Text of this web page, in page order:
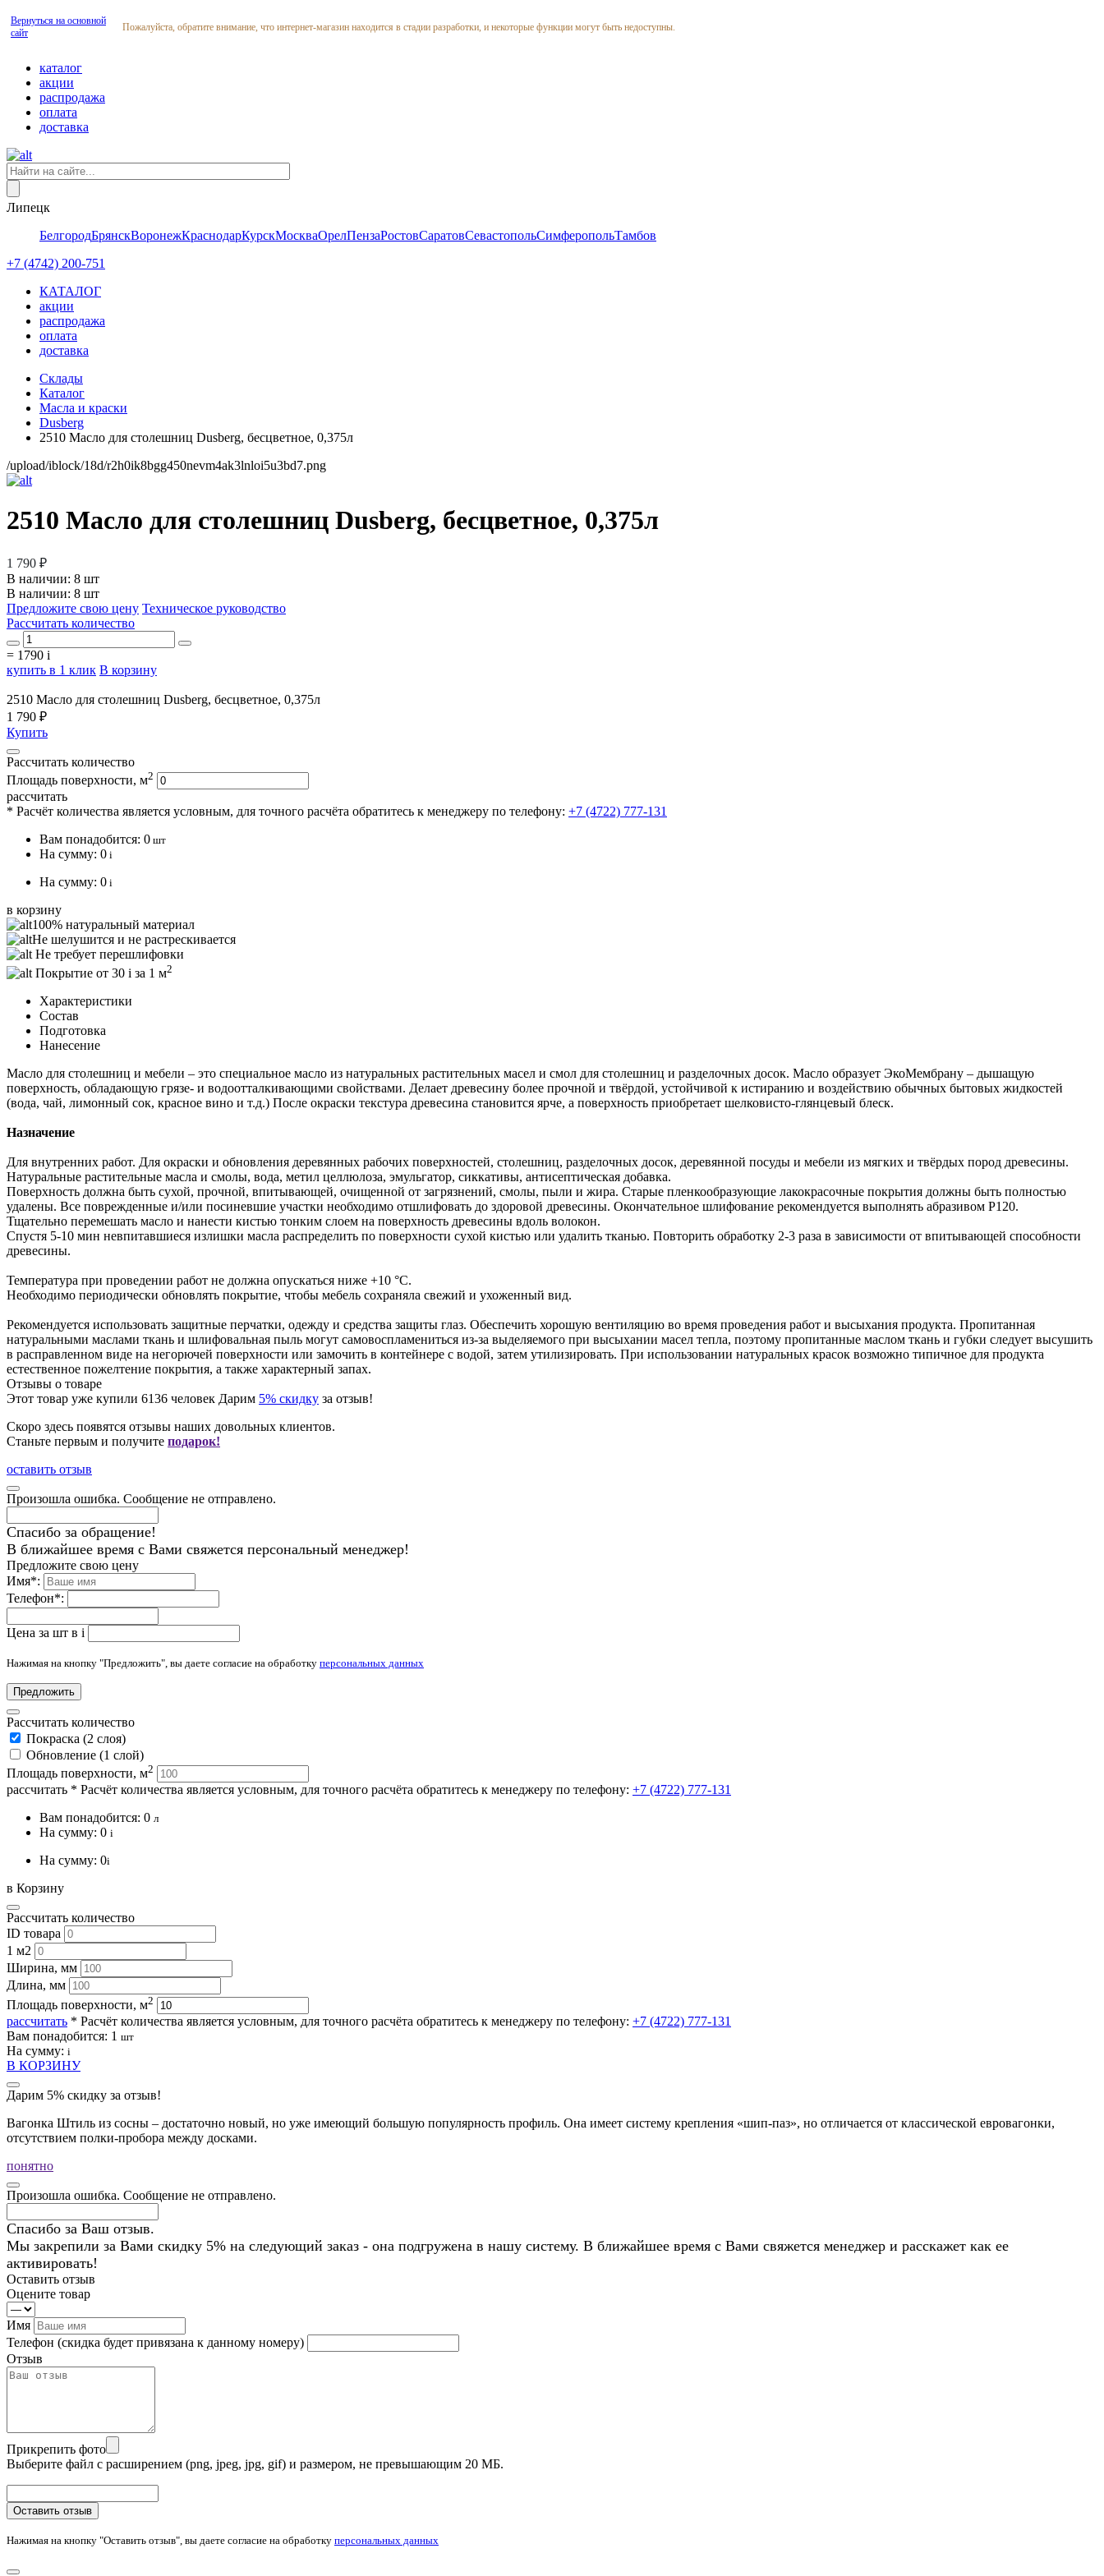
Вернуться на основной
сайт
Пожалуйста, обратите внимание, что интернет-магазин находится в стадии разработки, и некоторые функции могут быть недоступны.
каталог
акции
распродажа
оплата
доставка
Липецк
БелгородБрянскВоронежКраснодарКурскМоскваОрелПензаРостовСаратовСевастопольСимферопольТамбов
+7 (4742) 200-751
КАТАЛОГ
акции
распродажа
оплата
доставка
Склады
Каталог
Масла и краски
Dusberg
2510 Масло для столешниц Dusberg, бесцветное, 0,375л
/upload/iblock/18d/r2h0ik8bgg450nevm4ak3lnloi5u3bd7.png
2510 Масло для столешниц Dusberg, бесцветное, 0,375л
1 790 ₽
В наличии: 8 шт
В наличии: 8 шт
Предложите свою цену Техническое руководство
Рассчитать количество
= 1790 i
купить в 1 клик В корзину
2510 Масло для столешниц Dusberg, бесцветное, 0,375л
1 790 ₽
Купить
Рассчитать количество
Площадь поверхности, м2
рассчитать
* Расчёт количества является условным, для точного расчёта обратитесь к менеджеру по телефону: +7 (4722) 777-131
Вам понадобится: 0 шт
На сумму: 0 i
На сумму: 0 i
в корзину
100% натуральный материал
Не шелушится и не растрескивается
Не требует перешлифовки
Покрытие от 30 i за 1 м2
Характеристики
Состав
Подготовка
Нанесение
Масло для столешниц и мебели – это специальное масло из натуральных растительных масел и смол для столешниц и разделочных досок. Масло образует ЭкоМембрану – дышащую
поверхность, обладающую грязе- и водоотталкивающими свойствами. Делает древесину более прочной и твёрдой, устойчивой к истиранию и воздействию обычных бытовых жидкостей
(вода, чай, лимонный сок, красное вино и т.д.) После окраски текстура древесина становится ярче, а поверхность приобретает шелковисто-глянцевый блеск.
Назначение
Для внутренних работ. Для окраски и обновления деревянных рабочих поверхностей, столешниц, разделочных досок, деревянной посуды и мебели из мягких и твёрдых пород древесины.
Натуральные растительные масла и смолы, вода, метил целлюлоза, эмульгатор, сиккативы, антисептическая добавка.
Поверхность должна быть сухой, прочной, впитывающей, очищенной от загрязнений, смолы, пыли и жира. Старые пленкообразующие лакокрасочные покрытия должны быть полностью
удалены. Все поврежденные и/или посиневшие участки необходимо отшлифовать до здоровой древесины. Окончательное шлифование рекомендуется выполнять абразивом Р120.
Тщательно перемешать масло и нанести кистью тонким слоем на поверхность древесины вдоль волокон.
Спустя 5-10 мин невпитавшиеся излишки масла распределить по поверхности сухой кистью или удалить тканью. Повторить обработку 2-3 раза в зависимости от впитывающей способности
древесины.
Температура при проведении работ не должна опускаться ниже +10 °С.
Необходимо периодически обновлять покрытие, чтобы мебель сохраняла свежий и ухоженный вид.
Рекомендуется использовать защитные перчатки, одежду и средства защиты глаз. Обеспечить хорошую вентиляцию во время проведения работ и высыхания продукта. Пропитанная
натуральными маслами ткань и шлифовальная пыль могут самовоспламениться из-за выделяемого при высыхании масел тепла, поэтому пропитанные маслом ткань и губки следует высушить
в расправленном виде на негорючей поверхности или замочить в контейнере с водой, затем утилизировать. При использовании натуральных красок возможно типичное для продукта
естественное пожелтение покрытия, а также характерный запах.
Отзывы о товаре
Этот товар уже купили 6136 человек Дарим 5% скидку за отзыв!
Скоро здесь появятся отзывы наших довольных клиентов.
Станьте первым и получите подарок!
оставить отзыв
Произошла ошибка. Сообщение не отправлено.
Спасибо за обращение!
В ближайшее время с Вами свяжется персональный менеджер!
Предложите свою цену
Имя*:
Телефон*:
Цена за шт в i
Нажимая на кнопку "Предложить", вы даете согласие на обработку персональных данных
Предложить
Рассчитать количество
Покраска (2 слоя)
Обновление (1 слой)
Площадь поверхности, м2
рассчитать * Расчёт количества является условным, для точного расчёта обратитесь к менеджеру по телефону: +7 (4722) 777-131
Вам понадобится: 0 л
На сумму: 0 i
На сумму: 0i
в Корзину
Рассчитать количество
ID товара
1 м2
Ширина, мм
Длина, мм
Площадь поверхности, м2
рассчитать * Расчёт количества является условным, для точного расчёта обратитесь к менеджеру по телефону: +7 (4722) 777-131
Вам понадобится: 1 шт
На сумму: i
В КОРЗИНУ
Дарим 5% скидку за отзыв!
Вагонка Штиль из сосны – достаточно новый, но уже имеющий большую популярность профиль. Она имеет систему крепления «шип-паз», но отличается от классической евровагонки,
отсутствием полки-пробора между досками.
понятно
Произошла ошибка. Сообщение не отправлено.
Спасибо за Ваш отзыв.
Мы закрепили за Вами скидку 5% на следующий заказ - она подгружена в нашу систему. В ближайшее время с Вами свяжется менеджер и расскажет как ее
активировать!
Оставить отзыв
Оцените товар
Имя
Телефон (скидка будет привязана к данному номеру)
Отзыв
Прикрепить фото
Выберите файл с расширением (png, jpeg, jpg, gif) и размером, не превышающим 20 МБ.
Оставить отзыв
Нажимая на кнопку "Оставить отзыв", вы даете согласие на обработку персональных данных